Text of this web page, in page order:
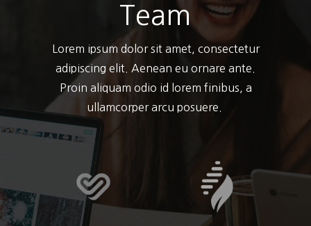
Team
Lorem ipsum dolor sit amet, consectetur
adipiscing elit. Aenean eu ornare ante.
Proin aliquam odio id lorem finibus, a
ullamcorper arcu posuere.